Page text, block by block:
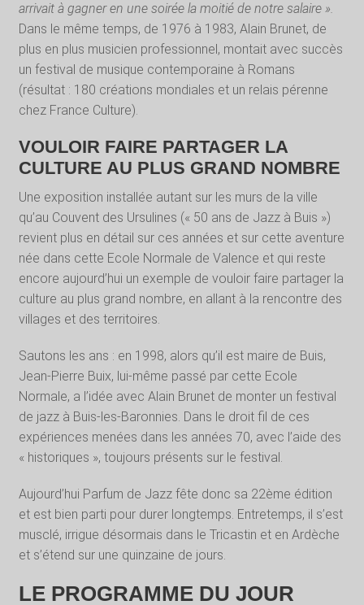
arrivait à gagner en une soirée la moitié de notre salaire ».
Dans le même temps, de 1976 à 1983, Alain Brunet, de
plus en plus musicien professionnel, montait avec succès
un festival de musique contemporaine à Romans
(résultat : 180 créations mondiales et un relais pérenne
chez France Culture).
VOULOIR FAIRE PARTAGER LA
CULTURE AU PLUS GRAND NOMBRE
Une exposition installée autant sur les murs de la ville
qu’au Couvent des Ursulines (« 50 ans de Jazz à Buis »)
revient plus en détail sur ces années et sur cette aventure
née dans cette Ecole Normale de Valence et qui reste
encore aujourd’hui un exemple de vouloir faire partager la
culture au plus grand nombre, en allant à la rencontre des
villages et des territoires.
Sautons les ans : en 1998, alors qu’il est maire de Buis,
Jean-Pierre Buix, lui-même passé par cette Ecole
Normale, a l’idée avec Alain Brunet de monter un festival
de jazz à Buis-les-Baronnies. Dans le droit fil de ces
expériences menées dans les années 70, avec l’aide des
« historiques », toujours présents sur le festival.
Aujourd’hui Parfum de Jazz fête donc sa 22ème édition
et est bien parti pour durer longtemps. Entretemps, il s’est
musclé, irrigue désormais dans le Tricastin et en Ardèche
et s’étend sur une quinzaine de jours.
LE PROGRAMME DU JOUR